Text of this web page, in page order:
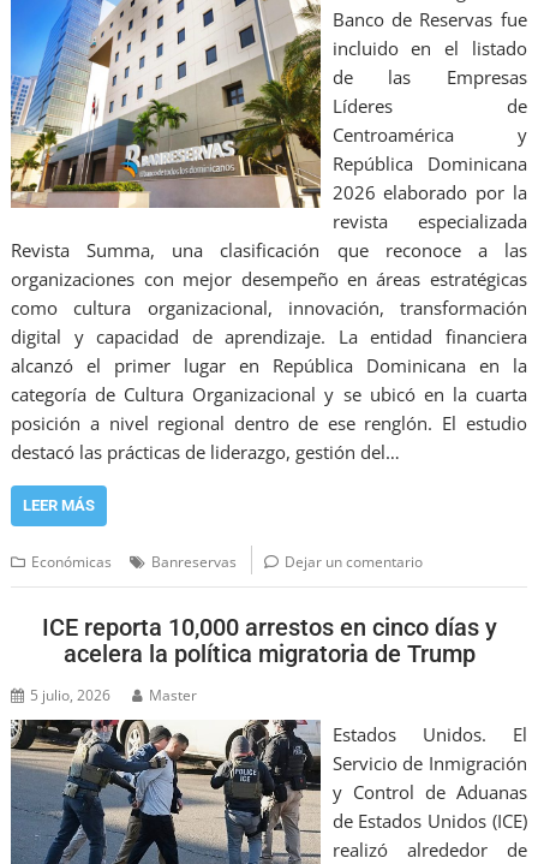
Banco de Reservas fue
incluido en el listado
de las Empresas
Líderes de
Centroamérica y
República Dominicana
2026 elaborado por la
revista especializada
Revista Summa, una clasificación que reconoce a las
organizaciones con mejor desempeño en áreas estratégicas
como cultura organizacional, innovación, transformación
digital y capacidad de aprendizaje. La entidad financiera
alcanzó el primer lugar en República Dominicana en la
categoría de Cultura Organizacional y se ubicó en la cuarta
posición a nivel regional dentro de ese renglón. El estudio
destacó las prácticas de liderazgo, gestión del…
LEER MÁS
Económicas Banreservas Dejar un comentario
ICE reporta 10,000 arrestos en cinco días y
acelera la política migratoria de Trump
5 julio, 2026 Master
Estados Unidos. El
Servicio de Inmigración
y Control de Aduanas
de Estados Unidos (ICE)
realizó alrededor de